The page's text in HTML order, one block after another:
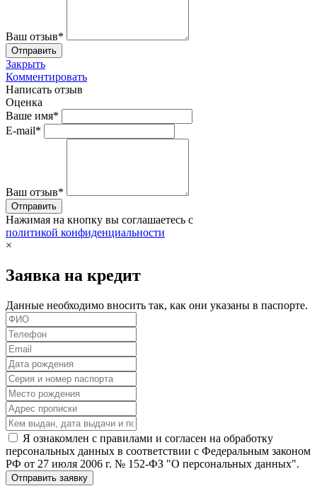
Ваш отзыв*
Закрыть
Комментировать
Написать отзыв
Оценка
Ваше имя*
E-mail*
Ваш отзыв*
Нажимая на кнопку вы соглашаетесь с
политикой конфиденциальности
×
Заявка на кредит
Данные необходимо вносить так, как они указаны в паспорте.
Я ознакомлен с правилами и согласен на обработку
персональных данных в соответствии с Федеральным законом
РФ от 27 июля 2006 г. № 152-ФЗ "О персональных данных".
Отправить заявку